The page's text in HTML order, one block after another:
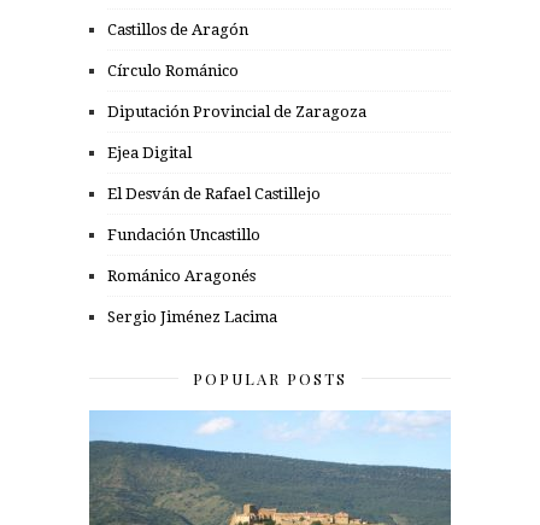
Castillos de Aragón
Círculo Románico
Diputación Provincial de Zaragoza
Ejea Digital
El Desván de Rafael Castillejo
Fundación Uncastillo
Románico Aragonés
Sergio Jiménez Lacima
POPULAR POSTS